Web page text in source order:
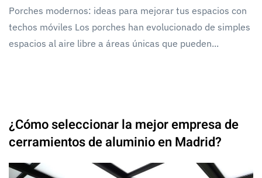
Porches modernos: ideas para mejorar tus espacios con
techos móviles Los porches han evolucionado de simples
espacios al aire libre a áreas únicas que pueden...
¿Cómo seleccionar la mejor empresa de
cerramientos de aluminio en Madrid?